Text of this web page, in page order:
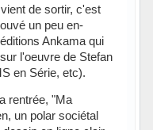
de sortir, c'est
un peu en-
Ankama qui
l'oeuvre de Stefan
en Série, etc).
rentrée, "Ma
un polar sociétal